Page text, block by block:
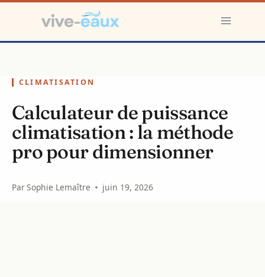
contenu
CLIMATISATION
Calculateur de puissance
climatisation : la méthode
pro pour dimensionner
ParSophie Lemaître juin 19, 2026